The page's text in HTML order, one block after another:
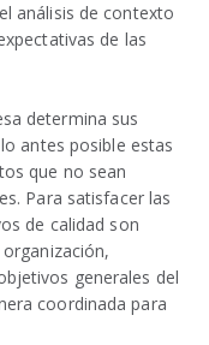
análisis de contexto
de las
determina sus
antes posible estas
que no sean
Para satisfacer las
de calidad son
generales del
coordinada para